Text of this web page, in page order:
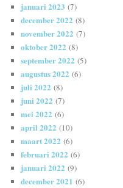
januari 2023 (7)
december 2022 (8)
november 2022 (7)
oktober 2022 (8)
september 2022 (5)
augustus 2022 (6)
juli 2022 (8)
juni 2022 (7)
mei 2022 (6)
april 2022 (10)
maart 2022 (6)
februari 2022 (6)
januari 2022 (9)
december 2021 (6)